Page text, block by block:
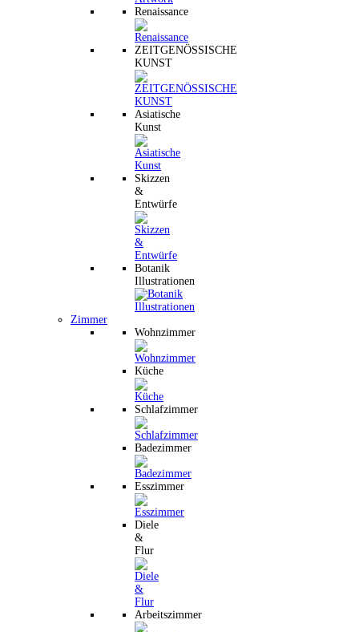
Renaissance
ZEITGENÖSSISCHE
KUNST
Asiatische
Kunst
Skizzen
&
Entwürfe
Botanik
Illustrationen
Zimmer
Wohnzimmer
Küche
Schlafzimmer
Badezimmer
Esszimmer
Diele
&
Flur
Arbeitszimmer